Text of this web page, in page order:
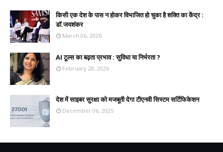
किसी एक देश के पास न होकर विभाजित हो चुका है शक्ति का केंद्र :
डॉ.जयशंकर
March 06, 2026
AI टूल्स का बढ़ता प्रभाव : सुविधा या निर्भरता ?
February 28, 2026
देश में साइबर सुरक्षा को मजबूती देगा टीएनवी सिस्टम सर्टिफिकेशन
December 06, 2025